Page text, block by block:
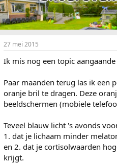
27 mei 2015
Ik mis nog een topic
Paar maanden terug las ik een
oranje bril te dragen. Deze
beeldschermen (mobiele
Teveel blauw licht 's avonds
1. dat je lichaam minder
en 2. dat je cortisolwaarden
krijgt.